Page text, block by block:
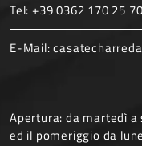
Tel: +39 0362 170 25 70
E-Mail:
Apertura: da martedì
ed il pomeriggio da